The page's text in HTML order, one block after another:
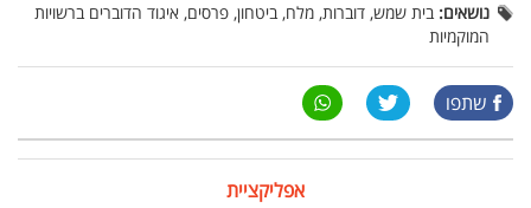
נושאים: בית שמש, דוברות, מלח, ביטחון, פרסים, איגוד הדוברים ברשויות
המוקמיות
שתפו
אפליקציית